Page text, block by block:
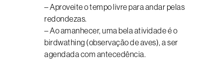
– Aproveite o tempo livre para andar pelas
redondezas.
– Ao amanhecer, uma bela atividade é o
birdwathing (observação de aves), a ser
agendada com antecedência.